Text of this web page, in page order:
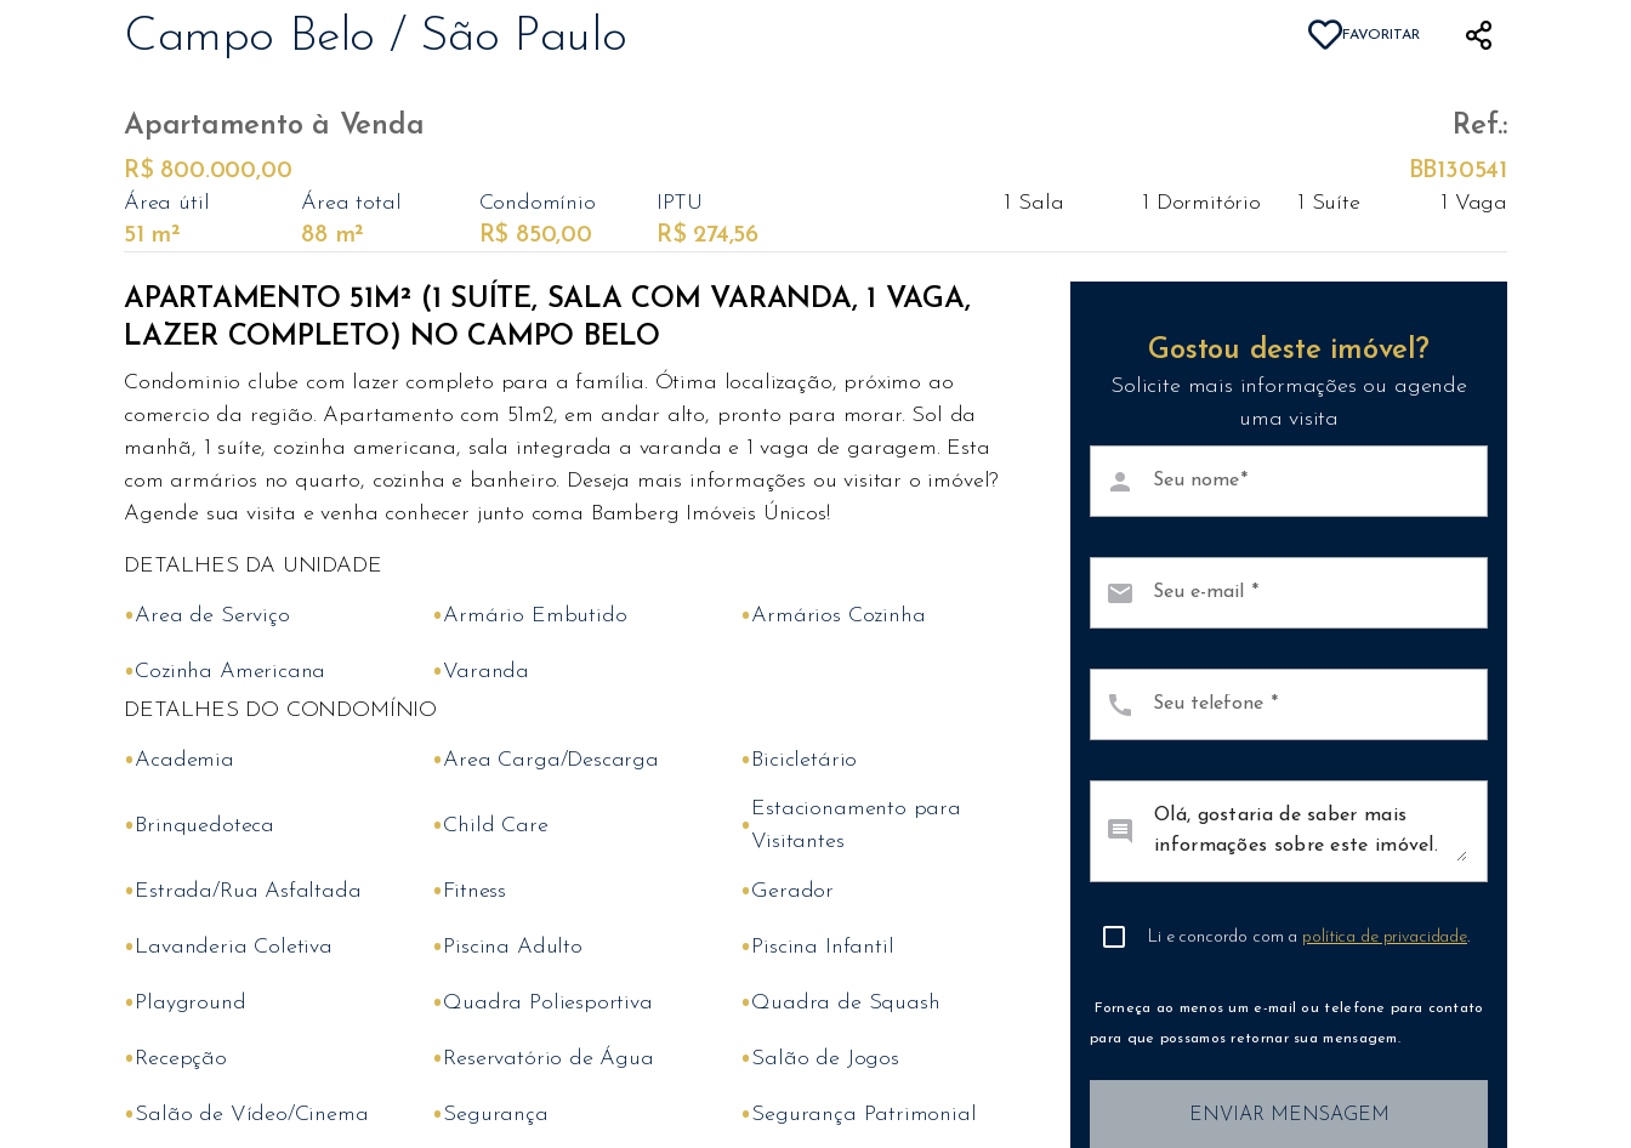
Campo Belo / São Paulo FAVORITAR
Apartamento à Venda
R$ 800.000,00
Ref.:
BB130541
Área útil
51 m²
Área total
88 m²
Condomínio
R$ 850,00
IPTU
R$ 274,56
1 Sala 1 Dormitório 1 Suíte 1 Vaga
APARTAMENTO 51M² (1 SUÍTE, SALA COM VARANDA, 1 VAGA,
LAZER COMPLETO) NO CAMPO BELO
Condominio clube com lazer completo para a família. Ótima localização, próximo ao
comercio da região. Apartamento com 51m2, em andar alto, pronto para morar. Sol da
manhã, 1 suíte, cozinha americana, sala integrada a varanda e 1 vaga de garagem. Esta
com armários no quarto, cozinha e banheiro. Deseja mais informações ou visitar o imóvel?
Agende sua visita e venha conhecer junto coma Bamberg Imóveis Únicos!
DETALHES DA UNIDADE
•Area de Serviço •Armário Embutido •Armários Cozinha
•Cozinha Americana •Varanda
DETALHES DO CONDOMÍNIO
•Academia •Area Carga/Descarga • Bicicletário
• Brinquedoteca •Child Care • Estacionamento para
Visitantes
• Estrada/Rua Asfaltada • Fitness •Gerador
• Lavanderia Coletiva • Piscina Adulto • Piscina Infantil
• Playground •Quadra Poliesportiva •Quadra de Squash
• Recepção • Reservatório de Água •Salão de Jogos
•Salão de Vídeo/Cinema •Segurança •Segurança Patrimonial
Gostou deste imóvel?
Solicite mais informações ou agende
uma visita
Seu nome
person
Seu e-mail
mail
Seu telefone
call
comment
Li e concordo com a política de privacidade.
Forneça ao menos um e-mail ou telefone para contato
para que possamos retornar sua mensagem.
ENVIAR MENSAGEM